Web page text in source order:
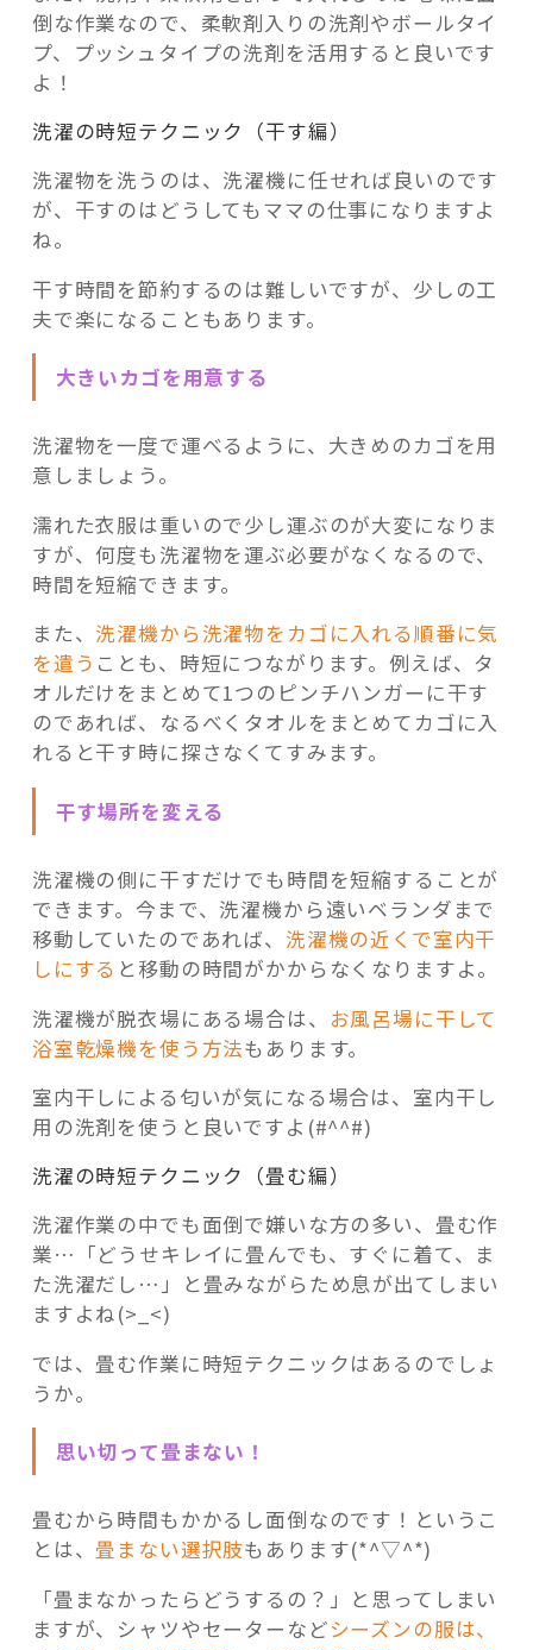
倒な作業なので、柔軟剤入りの洗剤やボールタイ
プ、プッシュタイプの洗剤を活用すると良いです
よ！
洗濯の時短テクニック（干す編）
洗濯物を洗うのは、洗濯機に任せれば良いのです
が、干すのはどうしてもママの仕事になりますよ
ね。
干す時間を節約するのは難しいですが、少しの工
夫で楽になることもあります。
大きいカゴを用意する
洗濯物を一度で運べるように、大きめのカゴを用
意しましょう。
濡れた衣服は重いので少し運ぶのが大変になりま
すが、何度も洗濯物を運ぶ必要がなくなるので、
時間を短縮できます。
また、洗濯機から洗濯物をカゴに入れる順番に気
を遣う ことも、時短につながります。例えば、タ
オルだけをまとめて1つのピンチハンガーに干す
のであれば、なるべくタオルをまとめてカゴに入
れると干す時に探さなくてすみます。
干す場所を変える
洗濯機の側に干すだけでも時間を短縮することが
できます。今まで、洗濯機から遠いベランダまで
移動していたのであれば、 洗濯機の近くで室内干
しにする と移動の時間がかからなくなりますよ。
洗濯機が脱衣場にある場合は、
お風呂場に干して
浴室乾燥機を使う方法もあります。
室内干しによる匂いが気になる場合は、室内干し
用の洗剤を使うと良いですよ(#^^#)
洗濯の時短テクニック（畳む編）
洗濯作業の中でも面倒で嫌いな方の多い、畳む作
業…「どうせキレイに畳んでも、すぐに着て、ま
た洗濯だし…」と畳みながらため息が出てしまい
ますよね(>_<)
では、畳む作業に時短テクニックはあるのでしょ
うか。
思い切って畳まない！
畳むから時間もかかるし面倒なのです！というこ
とは、 畳まない選択肢もあります(*^▽^*)
「畳まなかったらどうするの？」と思ってしまい
ますが、シャツやセーターなどシーズンの服は、